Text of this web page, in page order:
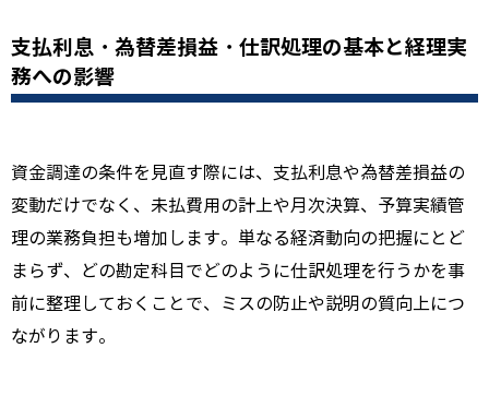
支払利息・為替差損益・仕訳処理の基本と経理実
務への影響
資金調達の条件を見直す際には、支払利息や為替差損益の
変動だけでなく、未払費用の計上や月次決算、予算実績管
理の業務負担も増加します。単なる経済動向の把握にとど
まらず、どの勘定科目でどのように仕訳処理を行うかを事
前に整理しておくことで、ミスの防止や説明の質向上につ
ながります。